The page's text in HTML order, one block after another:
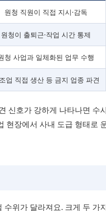
원청 직원이 직접 지시·감독
원청이 출퇴근·작업 시간 통제
청 사업과 일체화된 업무 수행
업 직접 생산 등 금지 업종 파견
신호가 강하게 나타나면 수
현장에서 사내 도급 형태로
위가 달라져요. 크게 두 가